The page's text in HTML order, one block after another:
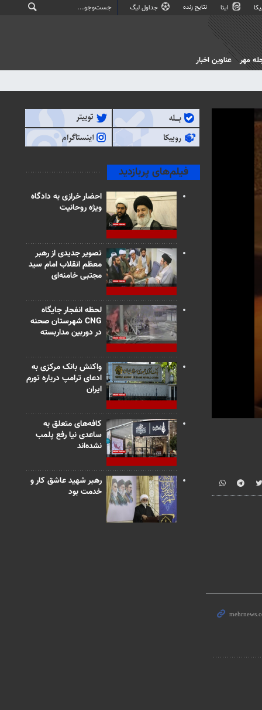
ایتا نتایج زنده جداول لیگ
مهر عناوین اخبار
0
seconds
90%
فیلم‌های پربازدید
احضار خرازی به دادگاه
ویژه روحانیت
تصویر جدیدی از رهبر
معظم انقلاب امام سید
مجتبی خامنه‌ای
لحظه انفجار جایگاه
CNG شهرستان صحنه
در دوربین مداربسته
واکنش بانک مرکزی به
ادعای ترامپ درباره تورم
ایران
کافه‌های متعلق به
ساعدی نیا رفع پلمب
نشده‌اند
رهبر شهید عاشق کار و
خدمت بود